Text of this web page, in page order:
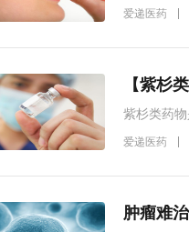
在嗜色性
爱递医药
【紫杉
紫杉类药
西他赛）
爱递医药
肿瘤难